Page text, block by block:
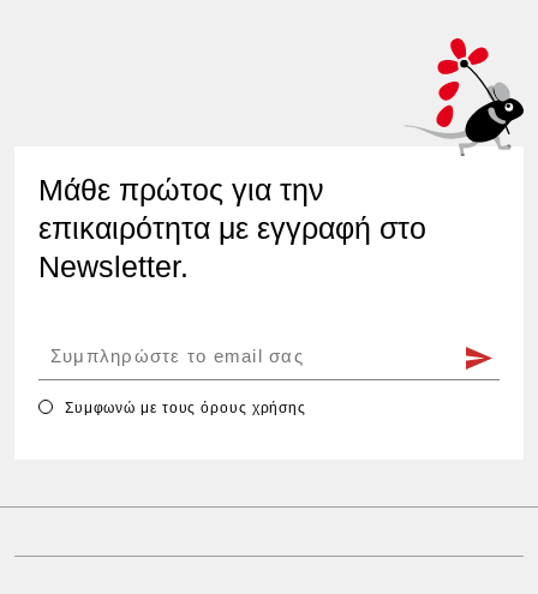
Μάθε πρώτος για την
επικαιρότητα με εγγραφή στο
Newsletter.
Συμφωνώ με τουςόρους χρήσης